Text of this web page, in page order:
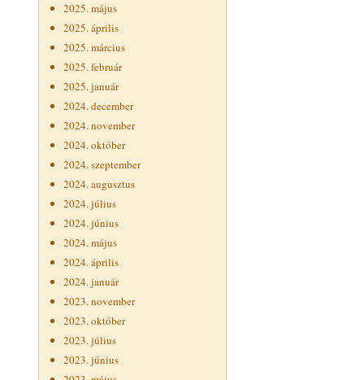
2025. május
2025. április
2025. március
2025. február
2025. január
2024. december
2024. november
2024. október
2024. szeptember
2024. augusztus
2024. július
2024. június
2024. május
2024. április
2024. január
2023. november
2023. október
2023. július
2023. június